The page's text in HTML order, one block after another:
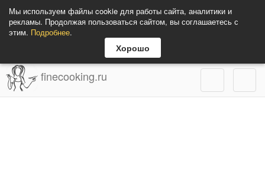
Мы используем файлы cookie для работы сайта, аналитики и
рекламы. Продолжая пользоваться сайтом, вы соглашаетесь с
этим. Подробнее.
Хорошо
finecooking.ru